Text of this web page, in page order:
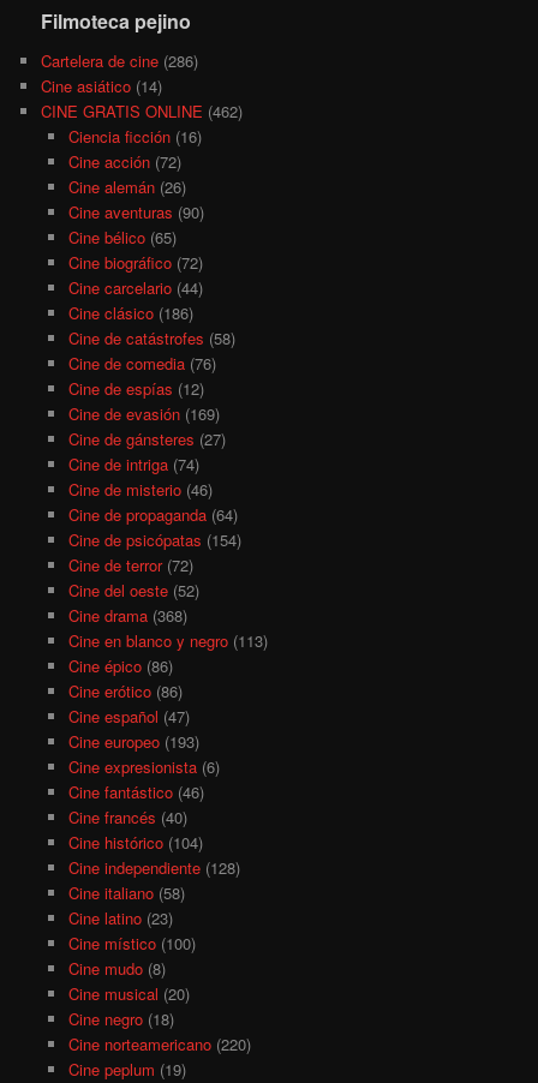
Filmoteca pejino
Cartelera de cine (286)
Cine asiático (14)
CINE GRATIS ONLINE (462)
Ciencia ficción(16)
Cine acción(72)
Cine alemán(26)
Cine aventuras (90)
Cine bélico(65)
Cine biográfico(72)
Cine carcelario(44)
Cine clásico(186)
Cine de catástrofes (58)
Cine de comedia(76)
Cine de espías (12)
Cine de evasión(169)
Cine de gánsteres (27)
Cine de intriga(74)
Cine de misterio(46)
Cine de propaganda(64)
Cine de psicópatas (154)
Cine de terror(72)
Cine del oeste(52)
Cine drama(368)
Cine en blanco y negro(113)
Cine épico(86)
Cine erótico(86)
Cine español (47)
Cine europeo(193)
Cine expresionista(6)
Cine fantástico(46)
Cine francés (40)
Cine histórico(104)
Cine independiente(128)
Cine italiano(58)
Cine latino(23)
Cine místico(100)
Cine mudo(8)
Cine musical (20)
Cine negro(18)
Cine norteamericano(220)
Cine peplum (19)